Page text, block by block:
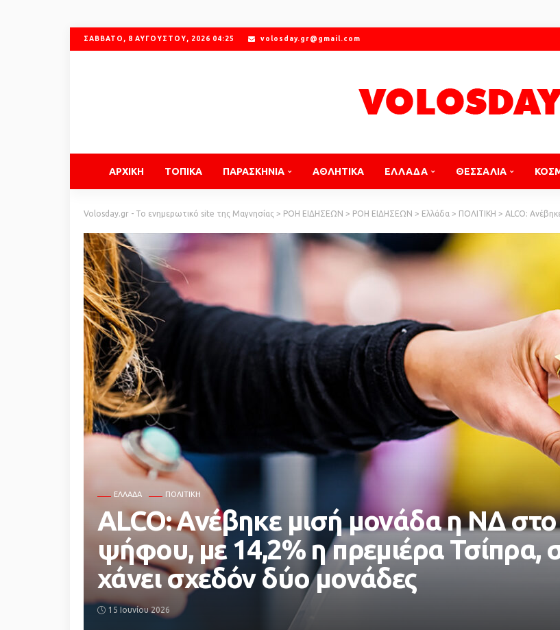
ΣΆΒΒΑΤΟ, 8 ΑΥΓΟΎΣΤΟΥ, 2026 04:25 volosday.gr@gmail.com
ΑΡΧΙΚΗ ΤΟΠΙΚΑ ΠΑΡΑΣΚΗΝΙΑ ΑΘΛΗΤΙΚΑ ΕΛΛΑΔΑ ΘΕΣΣΑΛΙΑ
Volosday.gr - Το ενημερωτικό site της Μαγνησίας > ΡΟΗ ΕΙΔΗΣΕΩΝ > ΡΟΗ ΕΙΔΗΣΕΩΝ > Ελλάδα > ΠΟΛΙΤΙΚΗ > ALCO: Ανέβηκε μισή
ΕΛΛΆΔΑ ΠΟΛΙΤΙΚΗ
ALCO: Ανέβηκε μισή μονάδα η ΝΔ
ψήφου, με 14,2% η πρεμιέρα
χάνει σχεδόν δύο μονάδες
15 Ιουνίου 2026